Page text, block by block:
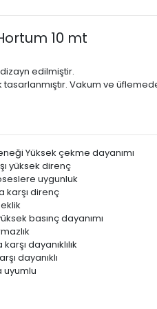
10 mt
edilmiştir.
Vakum ve
Yüksek çekme dayanımı
yüksek direnç
uygunluk
karşı direnç
basınç dayanımı
dayanıklılık
dayanıklı
uyumlu